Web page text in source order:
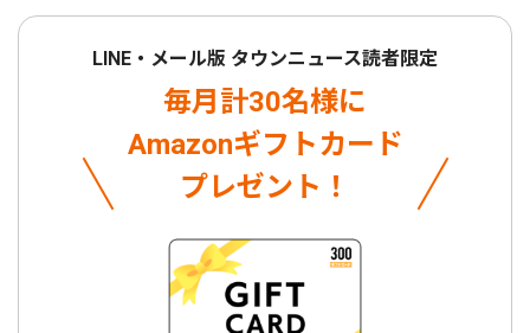
LINE・メール版 タウンニュース読者限定
毎月計30名様に
Amazonギフトカード
プレゼント！